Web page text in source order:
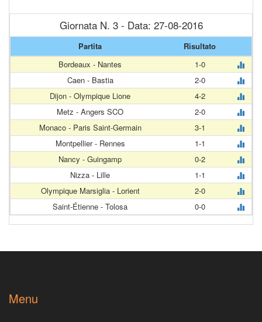
Giornata N. 3 - Data: 27-08-2016
Partita
Risultato
Bordeaux - Nantes
1-0
Caen - Bastia
2-0
Dijon - Olympique Lione
4-2
Metz - Angers SCO
2-0
Monaco - Paris Saint-Germain
3-1
Montpellier - Rennes
1-1
Nancy - Guingamp
0-2
Nizza - Lille
1-1
Olympique Marsiglia - Lorient
2-0
Saint-Étienne - Tolosa
0-0
Menu